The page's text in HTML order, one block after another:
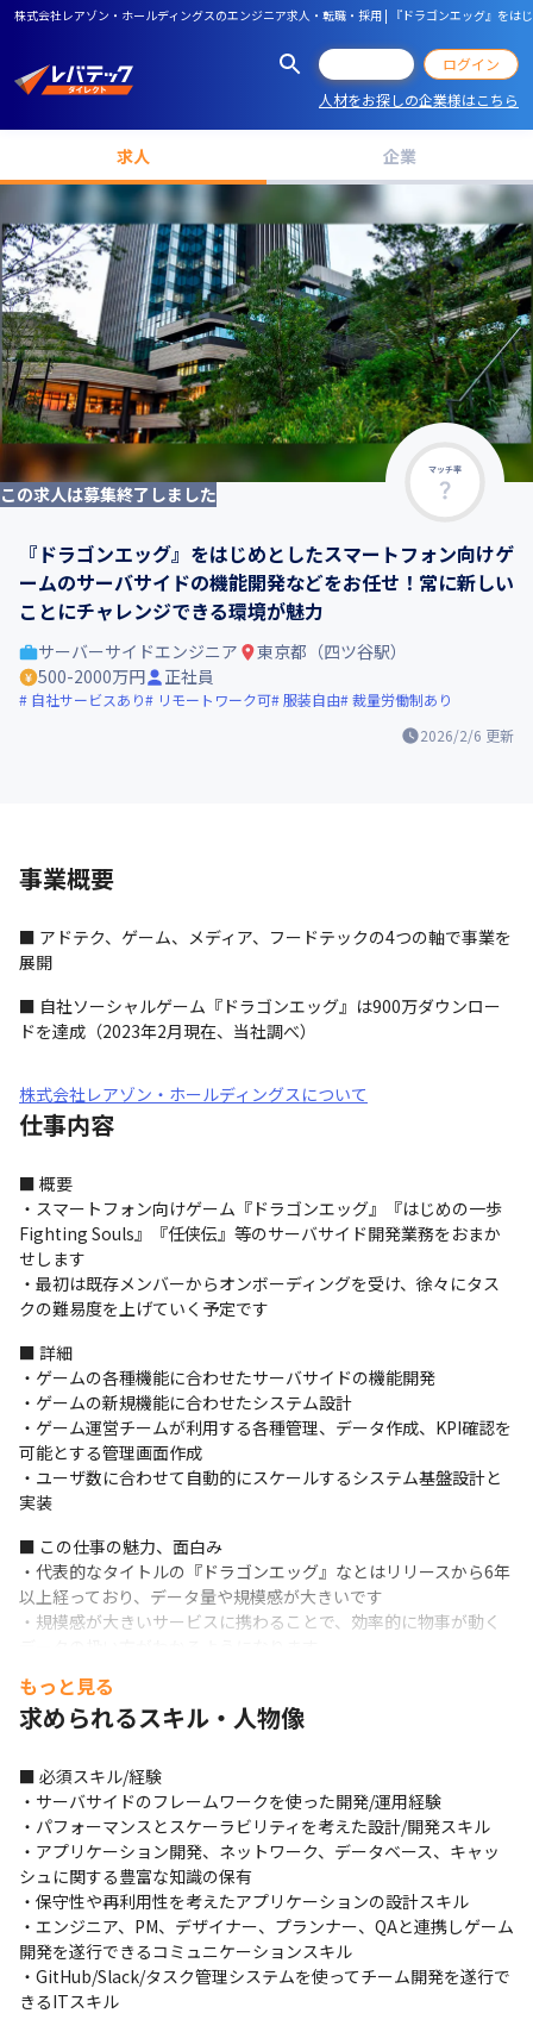
株式会社レアゾン・ホールディングスのエンジニア求人・転職・採用 | 『ドラゴンエッグ』を
ログイン
人材をお探しの企業様はこちら
求人 企業
マッチ率
この求人は募集終了しました
『ドラゴンエッグ』をはじめとしたスマートフォン向けゲ
ームのサーバサイドの機能開発などをお任せ！常に新しい
ことにチャレンジできる環境が魅力
2026/2/6 更新
サーバーサイドエンジニア
東京都（四ツ谷駅）
500-2000万円
正社員
自社サービスあり リモートワーク可 服装自由 裁量労働制あり
事業概要
■ アドテク、ゲーム、メディア、フードテックの4つの軸で事業を
展開
■ 自社ソーシャルゲーム『ドラゴンエッグ』は900万ダウンロー
ドを達成（2023年2月現在、当社調べ）
株式会社レアゾン・ホールディングスについて
仕事内容
■ 概要
・スマートフォン向けゲーム『ドラゴンエッグ』『はじめの一歩
Fighting Souls』『任侠伝』等のサーバサイド開発業務をおまか
せします
・最初は既存メンバーからオンボーディングを受け、徐々にタス
クの難易度を上げていく予定です
■ 詳細
・ゲームの各種機能に合わせたサーバサイドの機能開発
・ゲームの新規機能に合わせたシステム設計
・ゲーム運営チームが利用する各種管理、データ作成、KPI確認を
可能とする管理画面作成
・ユーザ数に合わせて自動的にスケールするシステム基盤設計と
実装
■ この仕事の魅力、面白み
・代表的なタイトルの『ドラゴンエッグ』なとはリリースから6年
以上経っており、データ量や規模感が大きいです
・規模感が大きいサービスに携わることで、効率的に物事が動く
もっと見る
求められるスキル・人物像
■ 必須スキル/経験
・サーバサイドのフレームワークを使った開発/運用経験
・パフォーマンスとスケーラビリティを考えた設計/開発スキル
・アプリケーション開発、ネットワーク、データベース、キャッ
シュに関する豊富な知識の保有
・保守性や再利用性を考えたアプリケーションの設計スキル
・エンジニア、PM、デザイナー、プランナー、QAと連携しゲーム
開発を遂行できるコミュニケーションスキル
・GitHub/Slack/タスク管理システムを使ってチーム開発を遂行で
きるITスキル